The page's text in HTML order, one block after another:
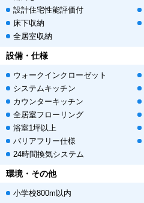
設計住宅性能評価付
床下収納
全居室収納
設備・仕様
ウォークインクローゼット
システムキッチン
カウンターキッチン
全居室フローリング
浴室1坪以上
バリアフリー仕様
24時間換気システム
環境・その他
小学校800m以内